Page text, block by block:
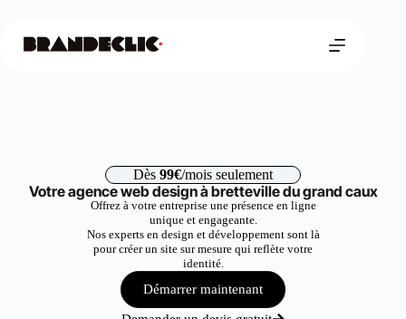
Dès 99€/mois seulement
Votre agence web design à bretteville du grand caux
Offrez à votre entreprise une présence en ligne
unique et engageante.
Nos experts en design et développement sont là
pour créer un site sur mesure qui reflète votre
identité.
Démarrer maintenant